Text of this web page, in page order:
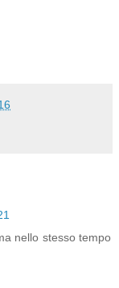
nello stesso tempo